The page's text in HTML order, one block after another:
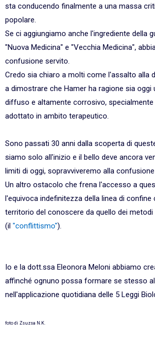
sta conducendo finalmente a una massa
popolare.
Se ci aggiungiamo anche l'ingrediente della
"Nuova Medicina" e "Vecchia Medicina",
confusione servito.
Credo sia chiaro a molti come l'assalto alla
a dimostrare che Hamer ha ragione sia oggi
diffuso e altamente corrosivo, specialmente
adottato in ambito terapeutico.
Sono passati 30 anni dalla scoperta di
siamo solo all'inizio e il bello deve ancora
limiti di oggi, sopravviveremo alla
Un altro ostacolo che frena l'accesso a
l'equivoca indefinitezza della linea di confine
territorio del conoscere da quello dei
(il "conflittismo").
Io e la dott.ssa Eleonora Meloni abbiamo
affinché ognuno possa formare se stesso
nell'applicazione quotidiana delle 5 Leggi
foto di Zsuzsa N.K.